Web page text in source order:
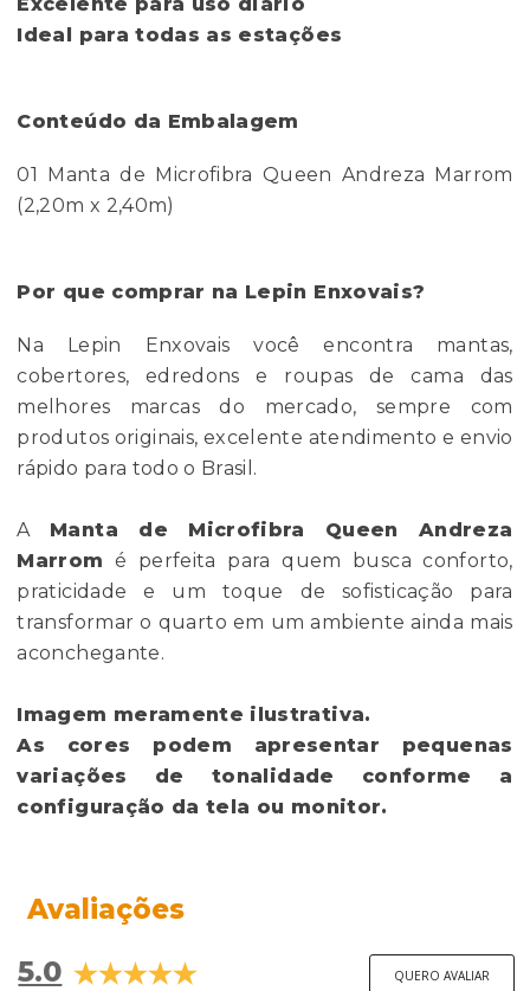
Excelente para uso diário
Ideal para todas as estações
Conteúdo da Embalagem
01 Manta de Microfibra Queen Andreza Marrom
(2,20m x 2,40m)
Por que comprar na Lepin Enxovais?
Na Lepin Enxovais você encontra mantas,
cobertores, edredons e roupas de cama das
melhores marcas do mercado, sempre com
produtos originais, excelente atendimento e envio
rápido para todo o Brasil.
A Manta de Microfibra Queen Andreza
Marrom é perfeita para quem busca conforto,
praticidade e um toque de sofisticação para
transformar o quarto em um ambiente ainda mais
aconchegante.
Imagem meramente ilustrativa.
As cores podem apresentar pequenas
variações de tonalidade conforme a
configuração da tela ou monitor.
Avaliações
5.0 QUERO AVALIAR